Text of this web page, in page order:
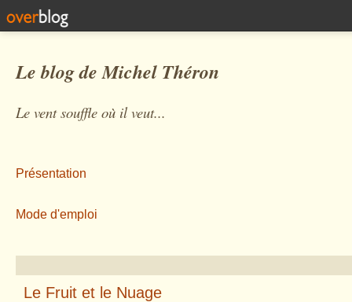
Le blog de Michel Théron
Le vent souffle où il veut...
Présentation
Mode d'emploi
Le Fruit et le Nuage